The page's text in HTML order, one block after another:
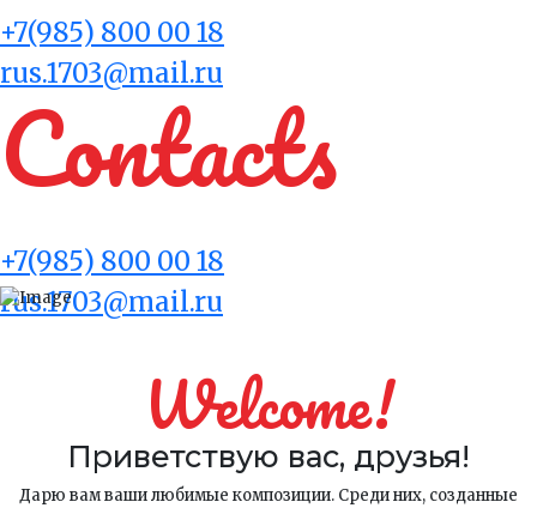
+7(985) 800 00 18
rus.1703@mail.ru
Contacts
+7(985) 800 00 18
rus.1703@mail.ru
Welcome!
Приветствую вас, друзья!
Дарю вам ваши любимые композиции. Среди них, созданные